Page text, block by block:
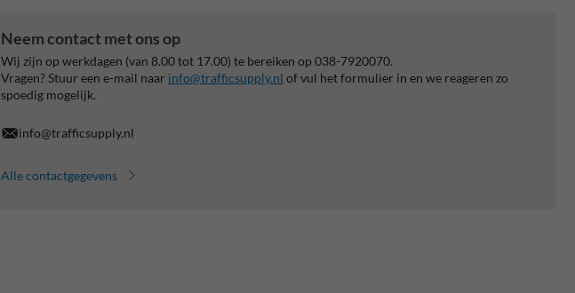
Neem contact met ons op
Wij zijn op werkdagen (van 8.00 tot 17.00) te bereiken op 038-7920070.
Vragen? Stuur een e-mail naar info@trafficsupply.nl of vul het formulier in en we reageren zo
spoedig mogelijk.
info@trafficsupply.nl
Alle contactgegevens